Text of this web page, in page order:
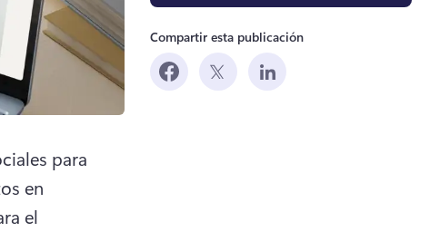
para
en
el
Compartir esta publicación